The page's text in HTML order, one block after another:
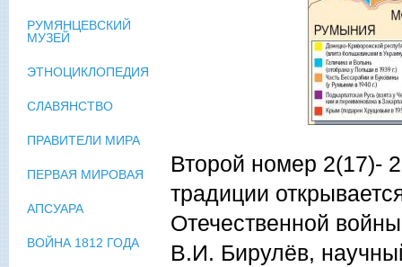
Второй номер 2(17)-
традиции
Отечественной
В.И. Бирулёв,
РУМЯНЦЕВСКИЙ
МУЗЕЙ
ЭТНОЦИКЛОПЕДИЯ
СЛАВЯНСТВО
ПРАВИТЕЛИ МИРА
ПЕРВАЯ МИРОВАЯ
АПСУАРА
ВОЙНА 1812 ГОДА